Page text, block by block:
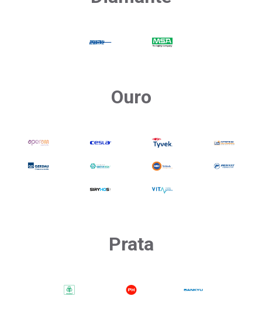
Ouro
Prata